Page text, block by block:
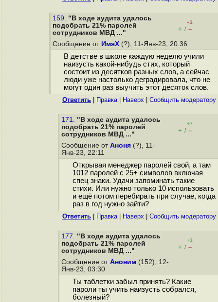
159. "В ходе аудита удалось
подобрать 21% паролей
сотрудников МВД ..."
–1
+ / –
Сообщение от ИмяХ (?), 11-Янв-23, 20:36
В детстве в школе каждую неделю учили
наизусть какой-нибудь стих, который
состоит из десятков разных слов, а сейчас
люди уже настолько деградировала, что не
могут один раз выучить этот десяток слов.
Ответить Правка| Наверх Cообщить модератору
171. "В ходе аудита удалось
подобрать 21% паролей
сотрудников МВД ..."
+7
+ / –
Сообщение от Аноня (?), 11-
Янв-23, 22:11
Открывая менеджер паролей свой, а там
1012 паролей с 25+ символов включая
спец знаки. Удачи запоминать такие
стихи. Или нужно только 10 использовать
и ещё потом перебирать при случае, когда
раз в год нужно зайти?
Ответить Правка| Наверх Cообщить модератору
177. "В ходе аудита удалось
подобрать 21% паролей
сотрудников МВД ..."
+1
+ / –
Сообщение от Аноним (152), 12-
Янв-23, 03:30
Ты таблетки забыл принять? Какие
пароли ты учить наизусть собрался,
болезный?